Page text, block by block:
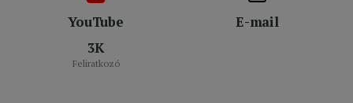
YouTube
3K
Feliratkozó
E-mail